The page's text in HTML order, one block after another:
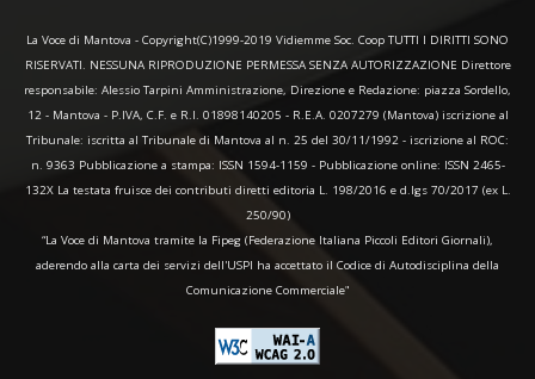
La Voce di Mantova - Copyright(C)1999-2019 Vidiemme Soc. Coop TUTTI I DIRITTI SONO
RISERVATI. NESSUNA RIPRODUZIONE PERMESSA SENZA AUTORIZZAZIONE Direttore
responsabile: Alessio Tarpini Amministrazione, Direzione e Redazione: piazza Sordello,
12 - Mantova - P.IVA, C.F. e R.I. 01898140205 - R.E.A. 0207279 (Mantova) iscrizione al
Tribunale: iscritta al Tribunale di Mantova al n. 25 del 30/11/1992 - iscrizione al ROC:
n. 9363 Pubblicazione a stampa: ISSN 1594-1159 - Pubblicazione online: ISSN 2465-
132X La testata fruisce dei contributi diretti editoria L. 198/2016 e d.lgs 70/2017 (ex L.
250/90)
“La Voce di Mantova tramite la Fipeg (Federazione Italiana Piccoli Editori Giornali),
aderendo alla carta dei servizi dell'USPI ha accettato il Codice di Autodisciplina della
Comunicazione Commerciale"